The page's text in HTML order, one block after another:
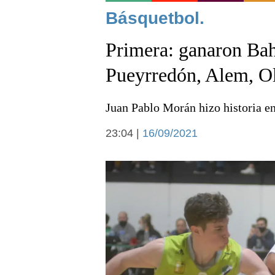
Noticias
Economía y campo
Básquetbol.
Primera: ganaron
Pueyrredón, Alem,
Juan Pablo Morán hizo historia
23:04 | 16/09/2021